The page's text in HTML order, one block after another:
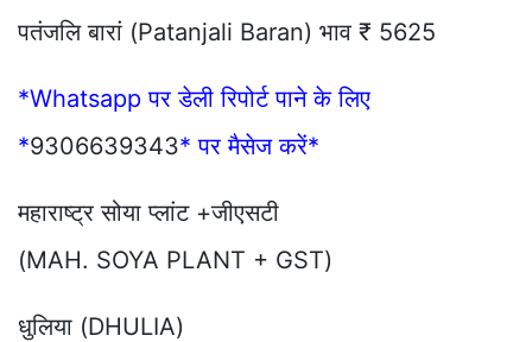
पतंजलि बारां (Patanjali Baran) भाव ₹ 5625
*Whatsapp पर डेली रिपोर्ट पाने के लिए
*9306639343* पर मैसेज करें*
महाराष्ट्र सोया प्लांट +जीएसटी
(MAH. SOYA PLANT + GST)
धुलिया (DHULIA)